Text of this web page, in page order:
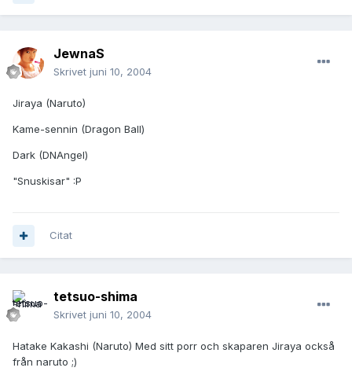
JewnaS
Skrivet juni 10, 2004
Jiraya (Naruto)
Kame-sennin (Dragon Ball)
Dark (DNAngel)
"Snuskisar" :P
Citat
tetsuo-shima
Skrivet juni 10, 2004
Hatake Kakashi (Naruto) Med sitt porr och skaparen Jiraya också
från naruto ;)